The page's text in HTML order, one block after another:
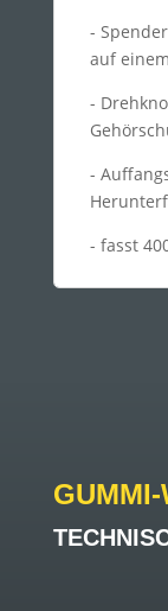
-
auf
-
-
- fasst